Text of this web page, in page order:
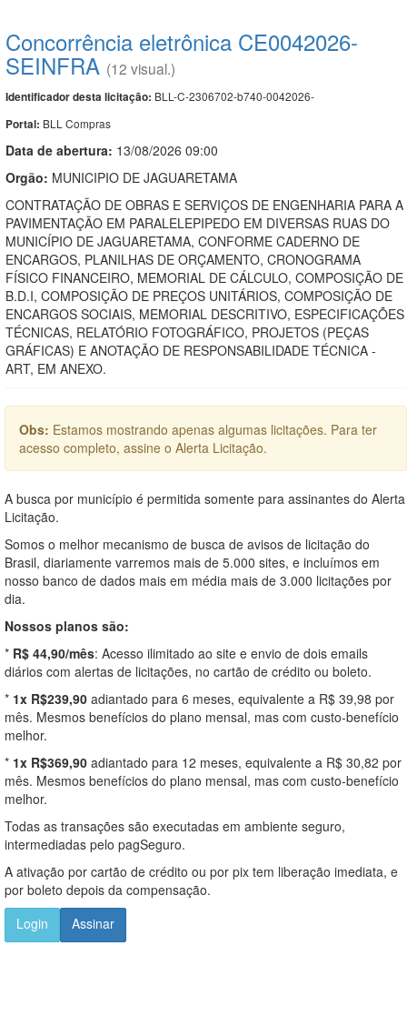
Concorrência eletrônica CE0042026-
SEINFRA (12 visual.)
Identificador desta licitação: BLL-C-2306702-b740-0042026-
Portal: BLL Compras
Data de abertura: 13/08/2026 09:00
Orgão: MUNICIPIO DE JAGUARETAMA
CONTRATAÇÃO DE OBRAS E SERVIÇOS DE ENGENHARIA PARA A
PAVIMENTAÇÃO EM PARALELEPIPEDO EM DIVERSAS RUAS DO
MUNICÍPIO DE JAGUARETAMA, CONFORME CADERNO DE
ENCARGOS, PLANILHAS DE ORÇAMENTO, CRONOGRAMA
FÍSICO FINANCEIRO, MEMORIAL DE CÁLCULO, COMPOSIÇÃO DE
B.D.I, COMPOSIÇÃO DE PREÇOS UNITÁRIOS, COMPOSIÇÃO DE
ENCARGOS SOCIAIS, MEMORIAL DESCRITIVO, ESPECIFICAÇÕES
TÉCNICAS, RELATÓRIO FOTOGRÁFICO, PROJETOS (PEÇAS
GRÁFICAS) E ANOTAÇÃO DE RESPONSABILIDADE TÉCNICA -
ART, EM ANEXO.
Obs: Estamos mostrando apenas algumas licitações. Para ter
acesso completo, assine o Alerta Licitação.
A busca por município é permitida somente para assinantes do Alerta
Licitação.
Somos o melhor mecanismo de busca de avisos de licitação do
Brasil, diariamente varremos mais de 5.000 sites, e incluímos em
nosso banco de dados mais em média mais de 3.000 licitações por
dia.
Nossos planos são:
* R$ 44,90/mês: Acesso ilimitado ao site e envio de dois emails
diários com alertas de licitações, no cartão de crédito ou boleto.
* 1x R$239,90 adiantado para 6 meses, equivalente a R$ 39,98 por
mês. Mesmos benefícios do plano mensal, mas com custo-benefício
melhor.
* 1x R$369,90 adiantado para 12 meses, equivalente a R$ 30,82 por
mês. Mesmos benefícios do plano mensal, mas com custo-benefício
melhor.
Todas as transações são executadas em ambiente seguro,
intermediadas pelo pagSeguro.
A ativação por cartão de crédito ou por pix tem liberação imediata, e
por boleto depois da compensação.
Login
Assinar